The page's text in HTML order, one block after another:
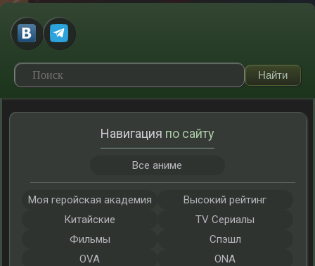
Навигация по сайту
Все аниме
Моя геройская академия
Высокий рейтинг
Китайские
TV Сериалы
Фильмы
Спэшл
OVA
ONA